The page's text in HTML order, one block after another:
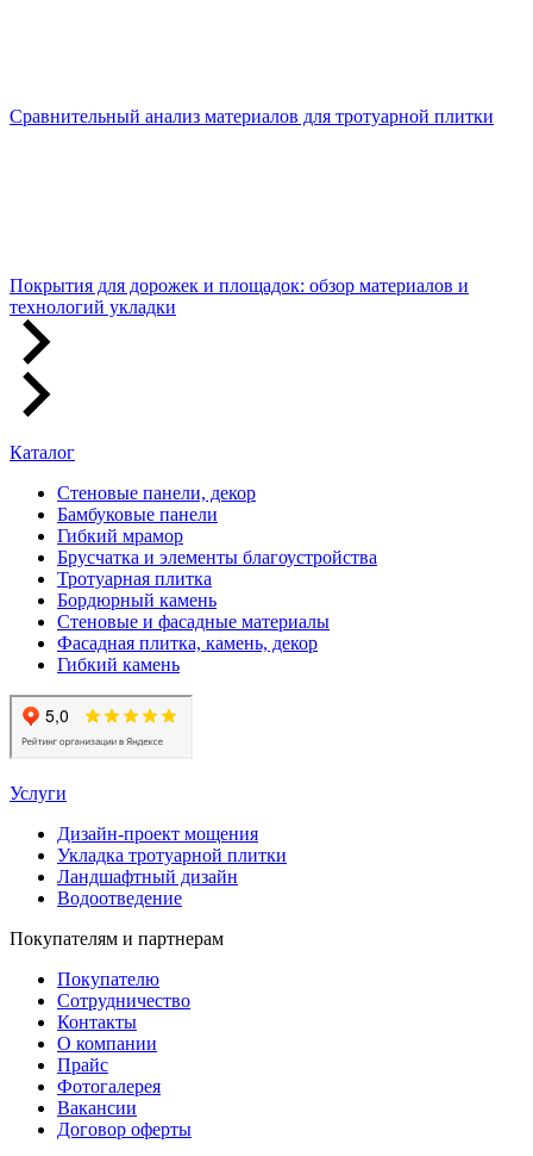
Сравнительный анализ материалов для тротуарной плитки
Покрытия для дорожек и площадок: обзор материалов и
технологий укладки
Каталог
Стеновые панели, декор
Бамбуковые панели
Гибкий мрамор
Брусчатка и элементы благоустройства
Тротуарная плитка
Бордюрный камень
Стеновые и фасадные материалы
Фасадная плитка, камень, декор
Гибкий камень
Услуги
Дизайн-проект мощения
Укладка тротуарной плитки
Ландшафтный дизайн
Водоотведение
Покупателям и партнерам
Покупателю
Сотрудничество
Контакты
О компании
Прайс
Фотогалерея
Вакансии
Договор оферты